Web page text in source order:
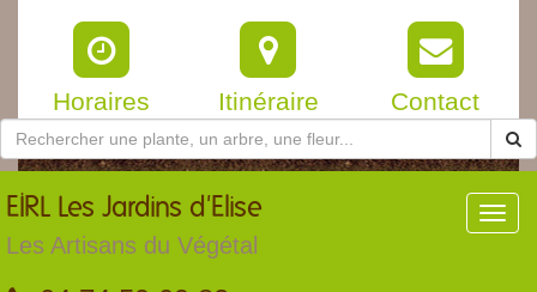
Horaires Itinéraire Contact
EIRL Les Jardins d'Elise
Les Artisans du Végétal